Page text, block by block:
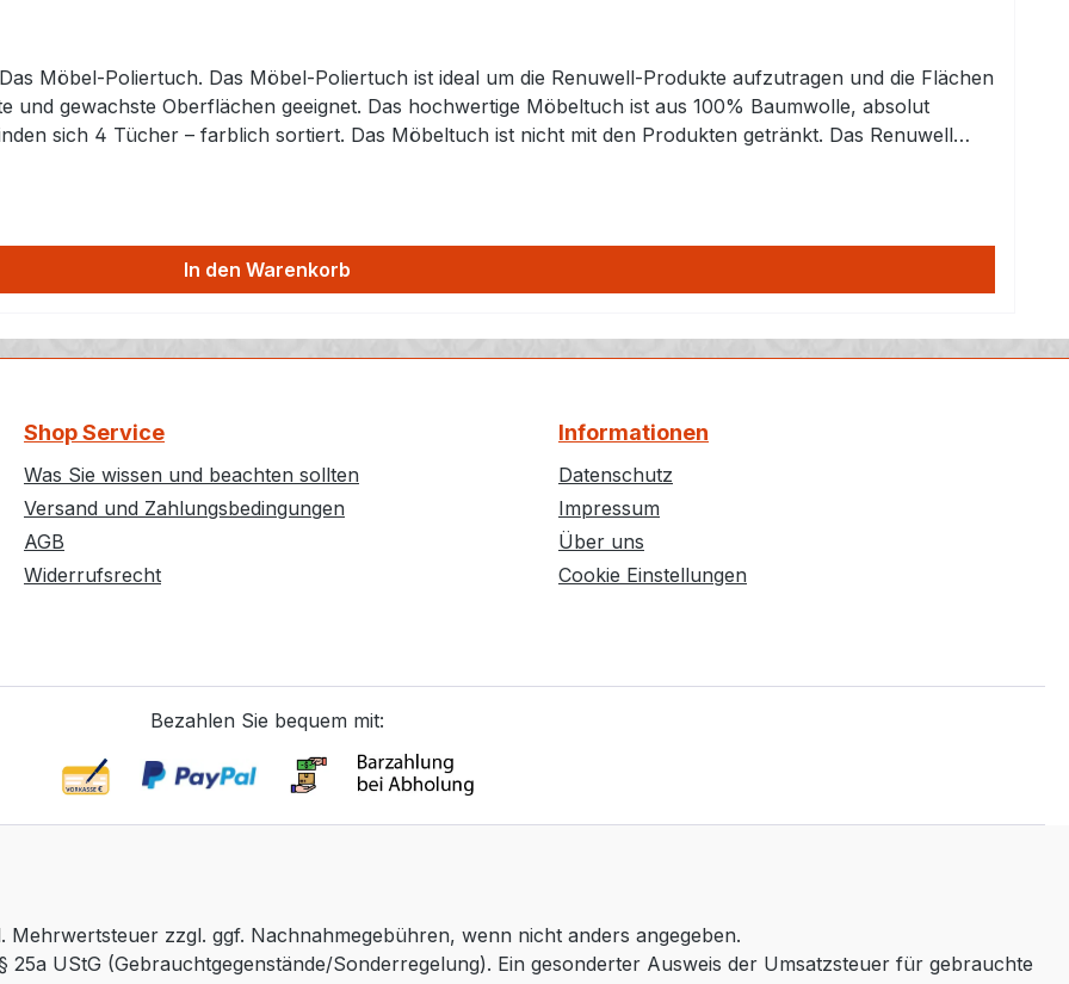
Möbel-Poliertuch. Das Möbel-Poliertuch ist ideal um die Renuwell-Produkte aufzutragen und die Flächen
und gewachste Oberflächen geeignet. Das hochwertige Möbeltuch ist aus 100% Baumwolle, absolut
sich 4 Tücher – farblich sortiert. Das Möbeltuch ist nicht mit den Produkten getränkt. Das Renuwell
mit Möbel-Regenerator®, Möbel-Schnellpflege oder Swiss-Reiniger® verwendet wurde. Es ist nicht
verwendet wurde. ÜBRIGENS: Das Möbel-Poliertuch eignet sich dank seiner weichen und fusselfreien
Gegenstände wie Tablets, Kristall, Brillen etc.
In den Warenkorb
Shop Service
Was Sie wissen und beachten sollten
Versand und Zahlungsbedingungen
AGB
Widerrufsrecht
Informationen
Datenschutz
Impressum
Über uns
Cookie Einstellungen
Bezahlen Sie bequem mit:
Mehrwertsteuer zzgl. ggf. Nachnahmegebühren, wenn nicht anders angegeben.
UStG (Gebrauchtgegenstände/Sonderregelung). Ein gesonderter Ausweis der Umsatzsteuer für gebrauchte